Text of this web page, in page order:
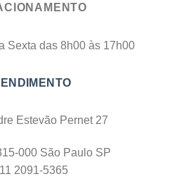
Sexta das 8h00 às 17h00
Estevão Pernet 27
000 São Paulo SP
11 2091-5365